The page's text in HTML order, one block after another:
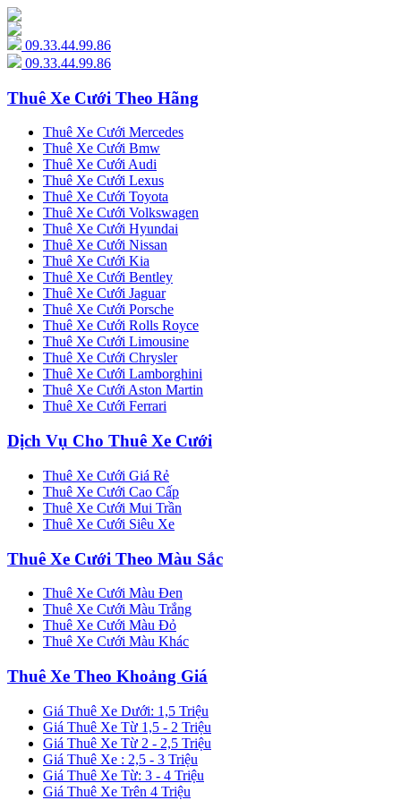
09.33.44.99.86
09.33.44.99.86
Thuê Xe Cưới Theo Hãng
Thuê Xe Cưới Mercedes
Thuê Xe Cưới Bmw
Thuê Xe Cưới Audi
Thuê Xe Cưới Lexus
Thuê Xe Cưới Toyota
Thuê Xe Cưới Volkswagen
Thuê Xe Cưới Hyundai
Thuê Xe Cưới Nissan
Thuê Xe Cưới Kia
Thuê Xe Cưới Bentley
Thuê Xe Cưới Jaguar
Thuê Xe Cưới Porsche
Thuê Xe Cưới Rolls Royce
Thuê Xe Cưới Limousine
Thuê Xe Cưới Chrysler
Thuê Xe Cưới Lamborghini
Thuê Xe Cưới Aston Martin
Thuê Xe Cưới Ferrari
Dịch Vụ Cho Thuê Xe Cưới
Thuê Xe Cưới Giá Rẻ
Thuê Xe Cưới Cao Cấp
Thuê Xe Cưới Mui Trần
Thuê Xe Cưới Siêu Xe
Thuê Xe Cưới Theo Màu Sắc
Thuê Xe Cưới Màu Đen
Thuê Xe Cưới Màu Trắng
Thuê Xe Cưới Màu Đỏ
Thuê Xe Cưới Màu Khác
Thuê Xe Theo Khoảng Giá
Giá Thuê Xe Dưới: 1,5 Triệu
Giá Thuê Xe Từ 1,5 - 2 Triệu
Giá Thuê Xe Từ 2 - 2,5 Triệu
Giá Thuê Xe : 2,5 - 3 Triệu
Giá Thuê Xe Từ: 3 - 4 Triệu
Giá Thuê Xe Trên 4 Triệu